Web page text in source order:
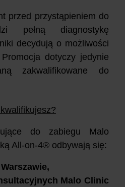
przed przystąpieniem do
pełną diagnostykę
decydują o możliwości
dotyczy jedynie
zakwalifikowane do
do zabiegu Malo
All-on-4® odbywają się:
Malo Clinic